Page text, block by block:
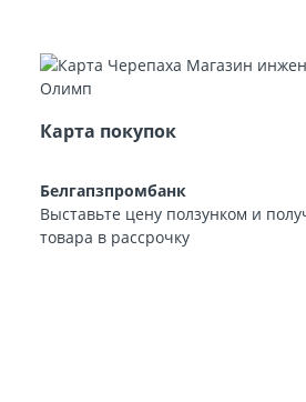
Карта покупок
Белгапзпромбанк
Выставьте цену ползунком и
товара в рассрочку